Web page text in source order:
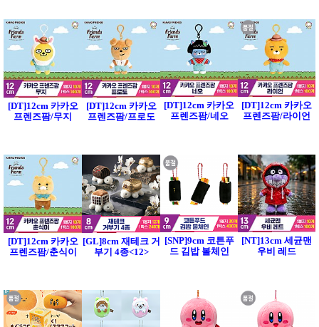
[DT]12cm 카카오
프렌즈팜/무지
[DT]12cm 카카오
프렌즈팜/프로도
[DT]12cm 카카오
프렌즈팜/네오
[DT]12cm 카카오
프렌즈팜/라이언
[DT]12cm 카카오
프렌즈팜/춘식이
[GL]8cm 재테크 거
부기 4종<12>
[SNP]9cm 코튼푸
드 김밥 볼체인
[NT]13cm 세균맨
우비 레드